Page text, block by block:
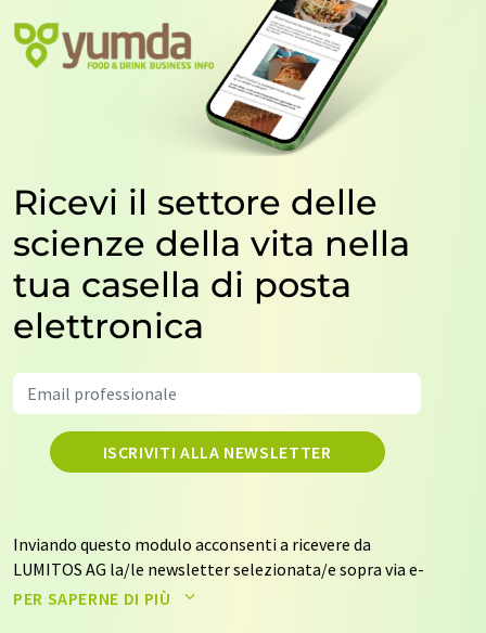
Ricevi il settore delle
scienze della vita nella
tua casella di posta
elettronica
ISCRIVITI ALLA NEWSLETTER
Inviando questo modulo acconsenti a ricevere da
LUMITOS AG la/le newsletter selezionata/e sopra via e-
mail. I tuoi dati non saranno trasmessi a terzi. I tuoi dati
PER SAPERNE DI PIÙ